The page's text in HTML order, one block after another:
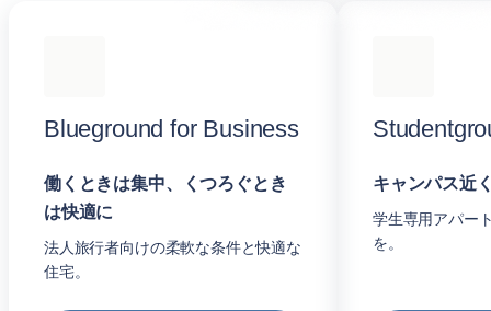
Blueground for Business
働くときは集中、くつろぐとき
は快適に
法人旅行者向けの柔軟な条件と快適な
住宅。
キャンパス近
学生専用アパー
を。